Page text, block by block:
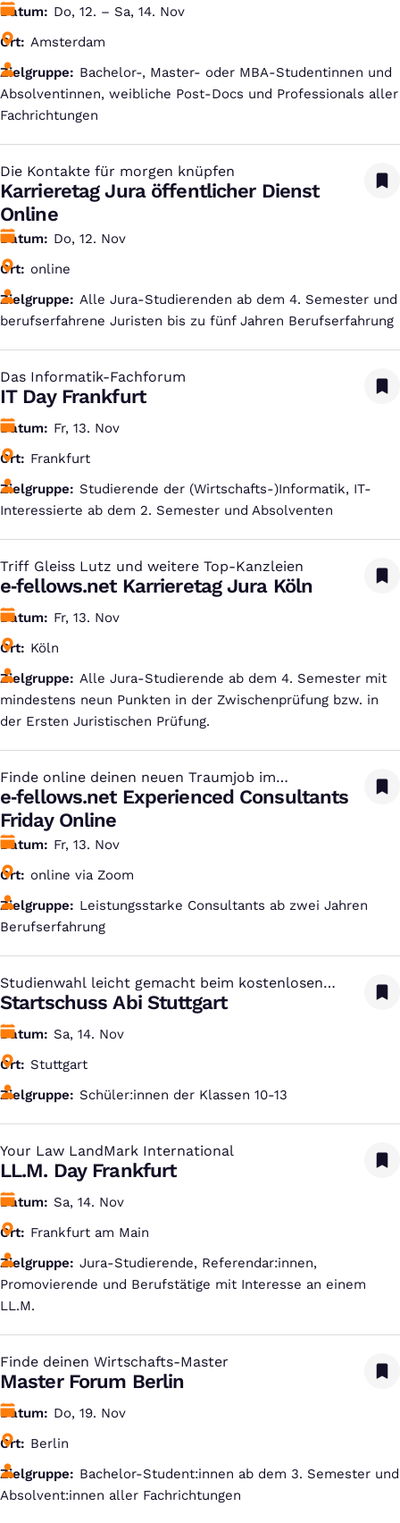
Datum
Do, 12. – Sa, 14. Nov
Ort
Amsterdam
Zielgruppe
Bachelor-, Master- oder MBA-Studentinnen und
Absolventinnen, weibliche Post-Docs und Professionals aller
Fachrichtungen
Die Kontakte für morgen knüpfen
:
Karrieretag Jura öffentlicher Dienst
Online
Datum
Do, 12. Nov
Ort
online
Zielgruppe
Alle Jura-Studierenden ab dem 4. Semester und
berufserfahrene Juristen bis zu fünf Jahren Berufserfahrung
Das Informatik-Fachforum
:
IT Day Frankfurt
Datum
Fr, 13. Nov
Ort
Frankfurt
Zielgruppe
Studierende der (Wirtschafts-)Informatik, IT-
Interessierte ab dem 2. Semester und Absolventen
Triff Gleiss Lutz und weitere Top-Kanzleien
:
e‑fellows.net Karrieretag Jura Köln
Datum
Fr, 13. Nov
Ort
Köln
Zielgruppe
Alle Jura-Studierende ab dem 4. Semester mit
mindestens neun Punkten in der Zwischenprüfung bzw. in
der Ersten Juristischen Prüfung.
Finde online deinen neuen Traumjob im
Consulting
:
e‑fellows.net Experienced Consultants
Friday Online
Datum
Fr, 13. Nov
Ort
online via Zoom
Zielgruppe
Leistungsstarke Consultants ab zwei Jahren
Berufserfahrung
Studienwahl leicht gemacht beim kostenlosen
Studien-Infotag
:
Startschuss Abi Stuttgart
Datum
Sa, 14. Nov
Ort
Stuttgart
Zielgruppe
Schüler:innen der Klassen 10-13
Your Law LandMark International
:
LL.M. Day Frankfurt
Datum
Sa, 14. Nov
Ort
Frankfurt am Main
Zielgruppe
Jura-Studierende, Referendar:innen,
Promovierende und Berufstätige mit Interesse an einem
LL.M.
Finde deinen Wirtschafts-Master
:
Master Forum Berlin
Datum
Do, 19. Nov
Ort
Berlin
Zielgruppe
Bachelor-Student:innen ab dem 3. Semester und
Absolvent:innen aller Fachrichtungen